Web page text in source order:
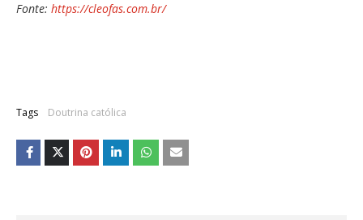
Fonte: https://cleofas.com.br/
Tags Doutrina católica